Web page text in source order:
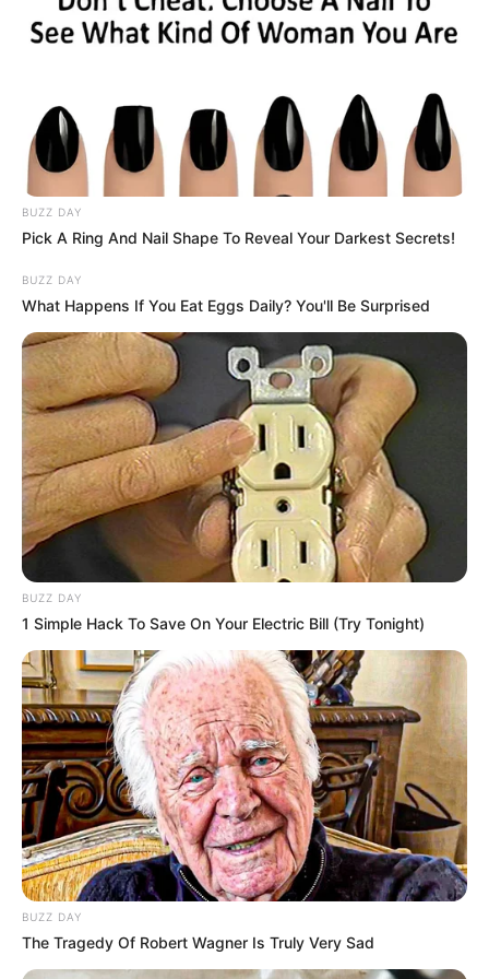
Βαρύ πένθος στην Εύβοια για αγαπημένο
Την λένε «Κυκλάδες χωρίς πλοίο» και είναι 1
ώρα από Χαλκίδα – Υπερβολή ή όχι;
Θλίψη στην Εύβοια για γυναίκα
Ακολουθήστε το evianews.com στοGoogle
ΤΑ ΠΙΟ ΔΗΜΟΦΙΛΗ
BUZZ DAY
Pick A Ring And Nail Shape To Reveal Your Darkest Secrets!
BUZZ DAY
What Happens If You Eat Eggs Daily? You'll Be Surprised
BUZZ DAY
1 Simple Hack To Save On Your Electric Bill (Try Tonight)
BUZZ DAY
The Tragedy Of Robert Wagner Is Truly Very Sad